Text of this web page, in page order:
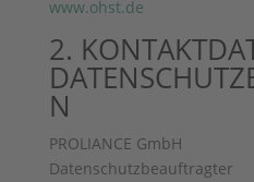
www.ohst.de
2.
N
PROLIANCE GmbH
Datenschutzbeauftragter